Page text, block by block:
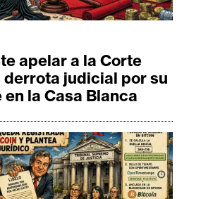
apelar a la Corte
judicial por su
la Casa Blanca